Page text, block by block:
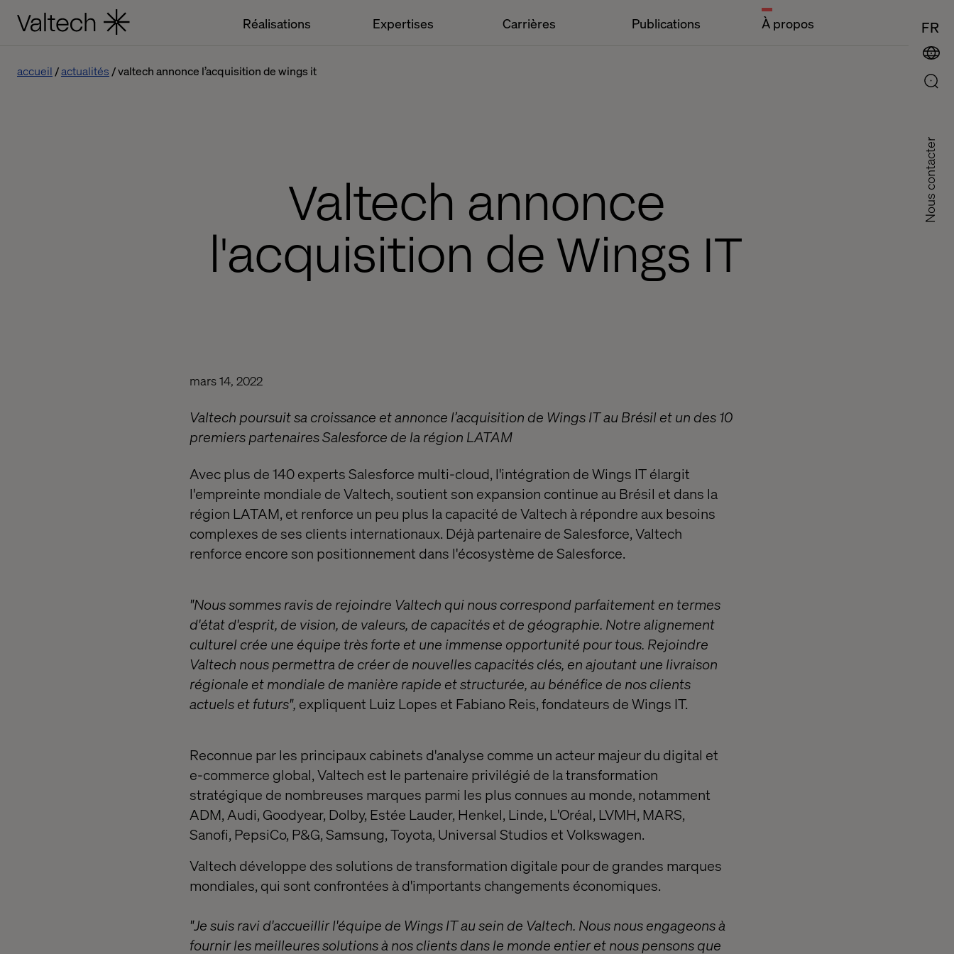
Réalisations Expertises Carrières Publications À propos FR
Nous contacter
accueil actualités valtech annonce l’acquisition de wings it
Valtech annonce
l'acquisition de Wings IT
mars 14, 2022
Valtech poursuit sa croissance et annonce l’acquisition de Wings IT au Brésil et un des 10
premiers partenaires Salesforce de la région LATAM
Avec plus de 140 experts Salesforce multi-cloud, l'intégration de Wings IT élargit
l'empreinte mondiale de Valtech, soutient son expansion continue au Brésil et dans la
région LATAM, et renforce un peu plus la capacité de Valtech à répondre aux besoins
complexes de ses clients internationaux. Déjà partenaire de Salesforce, Valtech
renforce encore son positionnement dans l'écosystème de Salesforce.
"Nous sommes ravis de rejoindre Valtech qui nous correspond parfaitement en termes
d'état d'esprit, de vision, de valeurs, de capacités et de géographie. Notre alignement
culturel crée une équipe très forte et une immense opportunité pour tous. Rejoindre
Valtech nous permettra de créer de nouvelles capacités clés, en ajoutant une livraison
régionale et mondiale de manière rapide et structurée, au bénéfice de nos clients
actuels et futurs", expliquent Luiz Lopes et Fabiano Reis, fondateurs de Wings IT.
Reconnue par les principaux cabinets d'analyse comme un acteur majeur du digital et
e-commerce global, Valtech est le partenaire privilégié de la transformation
stratégique de nombreuses marques parmi les plus connues au monde, notamment
ADM, Audi, Goodyear, Dolby, Estée Lauder, Henkel, Linde, L'Oréal, LVMH, MARS,
Sanofi, PepsiCo, P&G, Samsung, Toyota, Universal Studios et Volkswagen.
Valtech développe des solutions de transformation digitale pour de grandes marques
mondiales, qui sont confrontées à d'importants changements économiques.
"Je suis ravi d'accueillir l'équipe de Wings IT au sein de Valtech. Nous nous engageons à
fournir les meilleures solutions à nos clients dans le monde entier et nous pensons que